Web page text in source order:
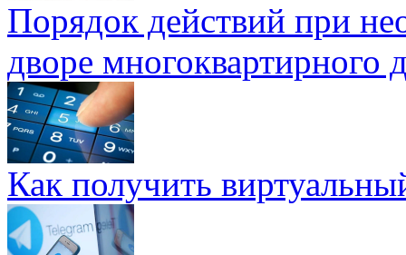
Порядок действий при
дворе многоквартирного
Как получить